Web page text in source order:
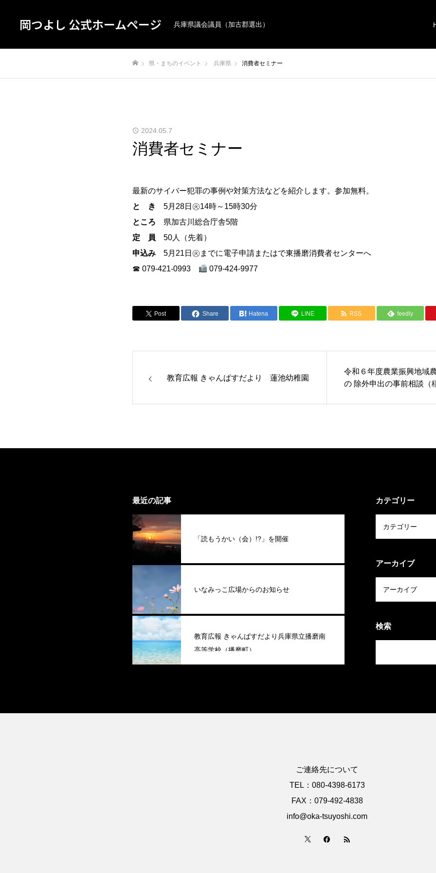
岡つよし 公式ホームページ 兵庫県議会議員（加古郡選出）
県・まちのイベント 兵庫県 消費者セミナー
2024.05.7
消費者セミナー
最新のサイバー犯罪の事例や対策方法などを紹介します。参加無料。
と き
5月28日㊋14時～15時30分
ところ 県加古川総合庁舎5階
定 員 50人（先着）
申込み 5月21日㊋までに電子申請またはで東播磨消費者センターへ
☎ 079-421-0993
079-424-9977
Post Share Hatena LINE RSS feedly
教育広報 きゃんぱすだより 蓮池幼稚園
令和６年度農業振興地域
の 除外申出の事前相談（
最近の記事
「読もうかい（会）!?」を開催
いなみっこ広場からのお知らせ
教育広報 きゃんぱすだより兵庫県立播磨南
高等学校（播磨町）
カテゴリー
アーカイブ
検索
ご連絡先について
TEL：080-4398-6173
FAX：079-492-4838
info@oka-tsuyoshi.com